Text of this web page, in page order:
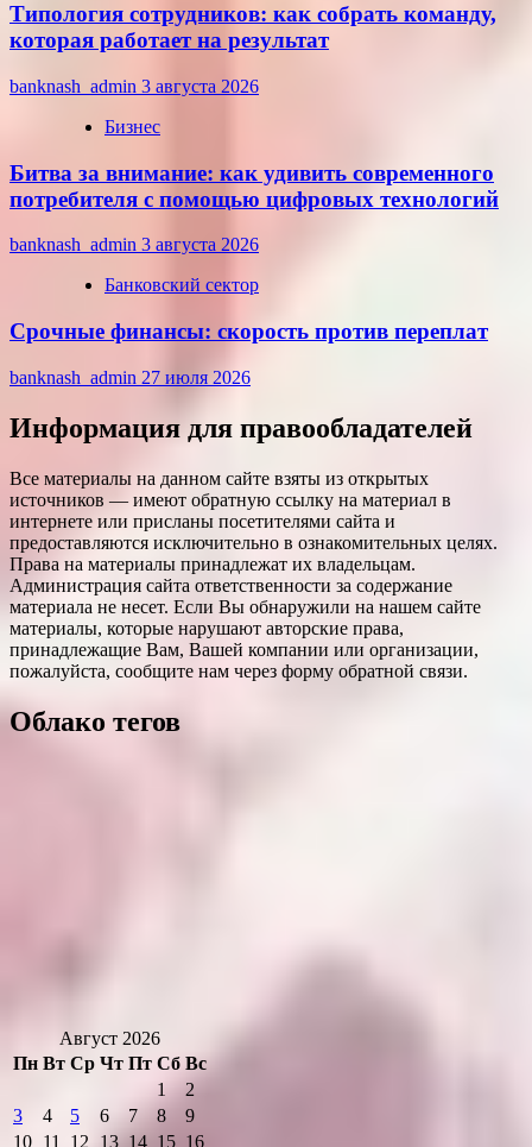
Типология сотрудников: как собрать команду,
которая работает на результат
banknash_admin 3 августа 2026
Бизнес
Битва за внимание: как удивить современного
потребителя с помощью цифровых технологий
banknash_admin 3 августа 2026
Банковский сектор
Срочные финансы: скорость против переплат
banknash_admin 27 июля 2026
Информация для правообладателей
Все материалы на данном сайте взяты из открытых
источников — имеют обратную ссылку на материал в
интернете или присланы посетителями сайта и
предоставляются исключительно в ознакомительных целях.
Права на материалы принадлежат их владельцам.
Администрация сайта ответственности за содержание
материала не несет. Если Вы обнаружили на нашем сайте
материалы, которые нарушают авторские права,
принадлежащие Вам, Вашей компании или организации,
пожалуйста, сообщите нам через форму обратной связи.
Облако тегов
Август 2026
Пн Вт Ср Чт Пт Сб Вс
1
2
3
4 5 6 7 8
9
10 11 12 13 14 15 16